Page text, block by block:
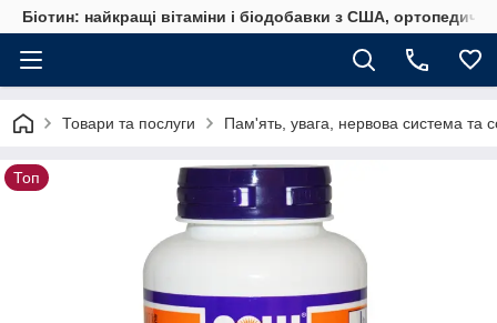
Біотин: найкращі вітаміни і біодобавки з США,
Товари та послуги Пам'ять, увага, нервова система та
Топ